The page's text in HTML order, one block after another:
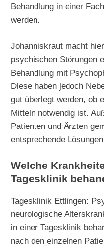
Behandlung in einer
werden.
Johanniskraut macht
psychischen Störungen
Behandlung mit
Diese haben jedoch
gut überlegt werden, ob
Mitteln notwendig ist.
Patienten und Ärzten
entsprechende
Welche
Tagesklinik
Tagesklinik Ettlingen:
neurologische
in einer Tagesklinik
nach den einzelnen